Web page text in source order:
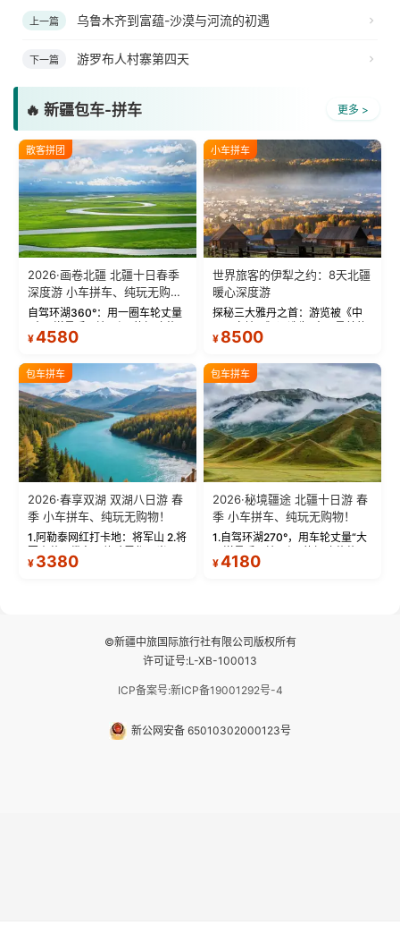
上一篇 乌鲁木齐到富蕴-沙漠与河流的初遇
下一篇 游罗布人村寨第四天
🔥 新疆包车-拼车 更多 >
散客拼团
2026·画卷北疆 北疆十日春季
深度游 小车拼车、纯玩无购
物！
自驾环湖360°：用一圈车轮丈量
“大西洋最后一滴眼泪”的极致蔚
蓝。 赛湖旅拍：甄选多款风格服
绝美瞬间。 赛湖坦克300跟车视
频：专业摄影师...
¥4580
小车拼车
世界旅客的伊犁之约：8天北疆
暖心深度游
探秘三大雅丹之首：游览被《中
国国家地理》评选为“中国最美的
三大雅丹”第一名的克拉玛依魔鬼
瓦人最大村落——禾木村，欣赏
晨雾与小木...
¥ 8500
包车拼车
2026·春享双湖 双湖八日游 春
季 小车拼车、纯玩无购物！
1.阿勒泰网红打卡地：将军山 2.将
军山落日缆车，体验雪都风光 3.
将军山，夕阳派对，蹦迪party 4.
¥ 3380
包车拼车
2026·秘境疆途 北疆十日游 春
季 小车拼车、纯玩无购物！
1.自驾环湖270°，用车轮丈量“大
西洋最后一滴眼泪”的极致蔚蓝，
让雪山、花海与深邃湖水在转弯
¥4180
©新疆中旅国际旅行社有限公司版权所有
许可证号:L-XB-100013
ICP备案号:新ICP备19001292号-4
新公网安备 65010302000123号